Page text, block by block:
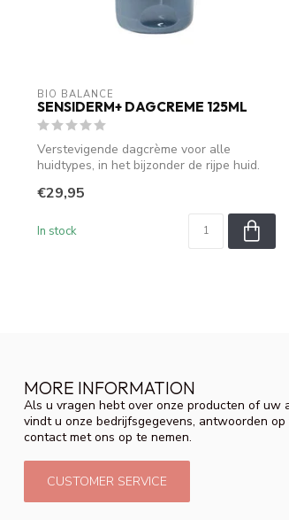
BIO BALANCE
SENSIDERM+ DAGCREME 125ML
Verstevigende dagcrème voor alle
huidtypes, in het bijzonder de rijpe huid.
€29,95
In stock
MORE INFORMATION
Als u vragen hebt over onze producten of uw
vindt u onze bedrijfsgegevens, antwoorden
contact met ons op te nemen.
CUSTOMER SERVICE